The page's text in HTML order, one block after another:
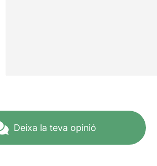
Deixa la teva opinió